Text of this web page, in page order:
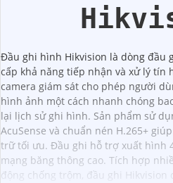
Đầu ghi hình Hikvision là dòng đầu
cấp khả năng tiếp nhận và xử lý
camera giám sát cho phép người
hình ảnh một cách nhanh chóng
lại lịch sử ghi hình. Sản phẩm sử
AcuSense và chuẩn nén H.265+
trữ tối ưu. Đầu ghi hỗ trợ xuất hình
mạng băng thông cao. Tích hợp
động chống trộm, đầu ghi Hikvision